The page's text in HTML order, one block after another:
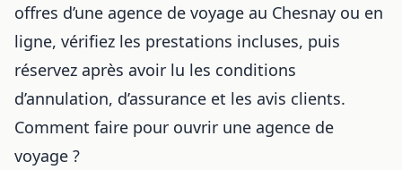
offres d’une agence de voyage au Chesnay ou en
ligne, vérifiez les prestations incluses, puis
réservez après avoir lu les conditions
d’annulation, d’assurance et les avis clients.
Comment faire pour ouvrir une agence de
voyage ?